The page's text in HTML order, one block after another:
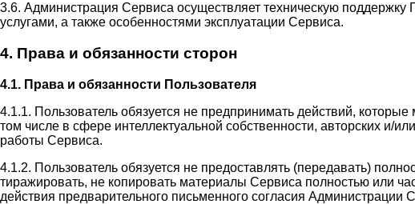
3.6. Администрация Сервиса осуществляет техническую
услугами, а также особенностями эксплуатации Сервиса.
4. Права и обязанности сторон
4.1. Права и обязанности Пользователя
4.1.1. Пользователь обязуется не предпринимать действий,
том числе в сфере интеллектуальной собственности, авторских
работы Сервиса.
4.1.2. Пользователь обязуется не предоставлять (передавать)
тиражировать, не копировать материалы Сервиса полностью или
действия предварительного письменного согласия Администрации